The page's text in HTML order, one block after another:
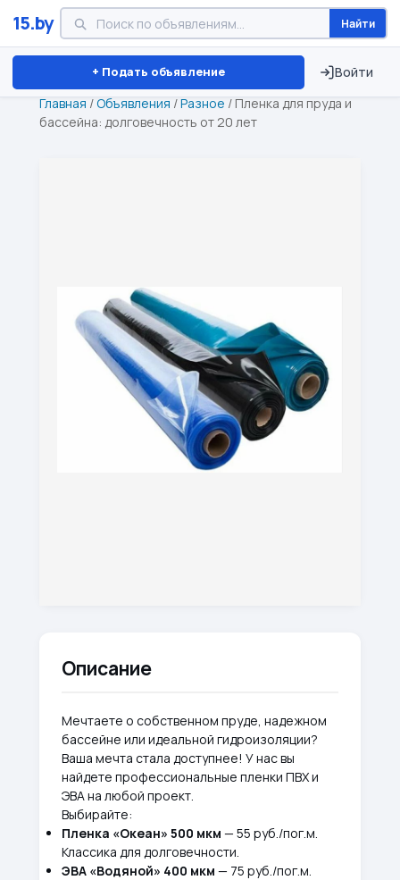
15.by Найти
+ Подать объявление Войти
Минск Витебск Брест ⏱ ТОЛЬКО 15 ДНЕЙ
Главная /Объявления /Разное / Пленка для пруда и
бассейна: долговечность от 20 лет
Описание
Мечтаете о собственном пруде, надежном
бассейне или идеальной гидроизоляции?
Ваша мечта стала доступнее! У нас вы
найдете профессиональные пленки ПВХ и
ЭВА на любой проект.
Выбирайте:
Пленка «Океан» 500 мкм — 55 руб./пог.м.
Классика для долговечности.
ЭВА «Водяной» 400 мкм — 75 руб./пог.м.